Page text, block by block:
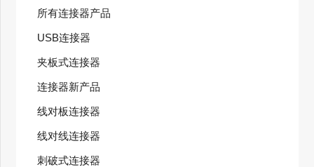
所有连接器产品
USB连接器
夹板式连接器
连接器新产品
线对板连接器
线对线连接器
刺破式连接器